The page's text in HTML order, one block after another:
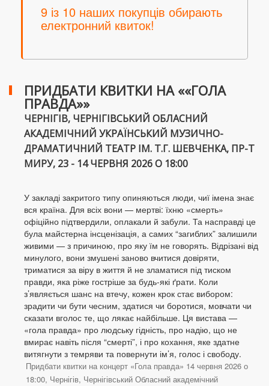
9 із 10 наших покупців обирають
електронний квиток!
ПРИДБАТИ КВИТКИ НА ««ГОЛА
ПРАВДА»»
ЧЕРНІГІВ, ЧЕРНІГІВСЬКИЙ ОБЛАСНИЙ
АКАДЕМІЧНИЙ УКРАЇНСЬКИЙ МУЗИЧНО-
ДРАМАТИЧНИЙ ТЕАТР ІМ. Т.Г. ШЕВЧЕНКА, ПР-Т
МИРУ, 23 - 14 ЧЕРВНЯ 2026 О 18:00
У закладі закритого типу опиняються люди, чиї імена знає
вся країна. Для всіх вони — мертві: їхню «смерть»
офіційно підтвердили, оплакали й забули. Та насправді це
була майстерна інсценізація, а самих “загиблих” залишили
живими — з причиною, про яку їм не говорять. Відрізані від
минулого, вони змушені заново вчитися довіряти,
триматися за віру в життя й не зламатися під тиском
правди, яка ріже гостріше за будь-які ґрати. Коли
з’являється шанс на втечу, кожен крок стає вибором:
зрадити чи бути чесним, здатися чи боротися, мовчати чи
сказати вголос те, що лякає найбільше. Ця вистава —
«гола правда» про людську гідність, про надію, що не
вмирає навіть після “смерті”, і про кохання, яке здатне
витягнути з темряви та повернути ім’я, голос і свободу.
Придбати квитки на концерт «Гола правда» 14 червня 2026 о
18:00, Чернігів, Чернігівський Обласний академічний